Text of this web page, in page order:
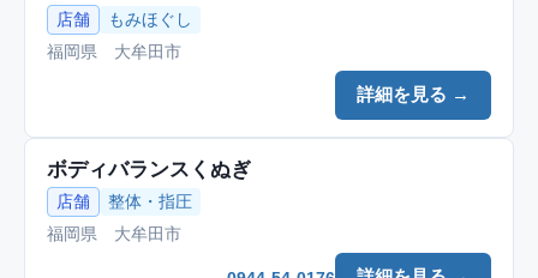
店舗
もみほぐし
福岡県 大牟田市
詳細を見る →
ボディバランスくぬぎ
店舗
整体・指圧
福岡県 大牟田市